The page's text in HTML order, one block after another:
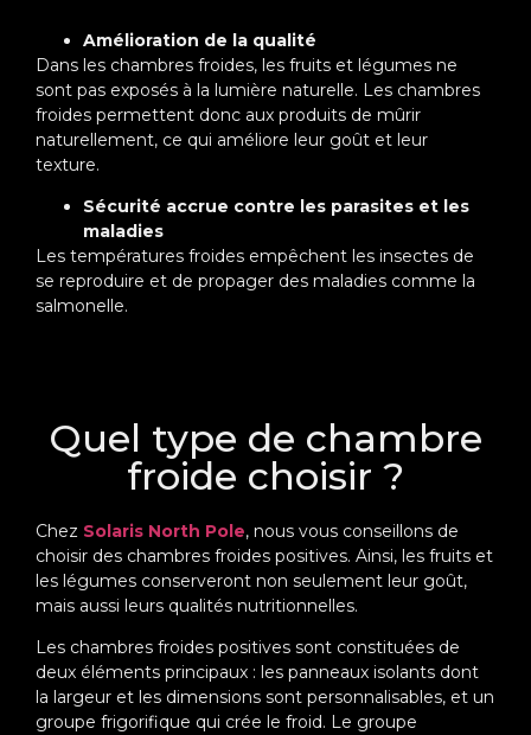
Amélioration de la qualité
Dans les chambres froides, les fruits et légumes ne
sont pas exposés à la lumière naturelle. Les chambres
froides permettent donc aux produits de mûrir
naturellement, ce qui améliore leur goût et leur
texture.
Sécurité accrue contre les parasites et les
maladies
Les températures froides empêchent les insectes de
se reproduire et de propager des maladies comme la
salmonelle.
Quel type de chambre
froide choisir ?
Chez Solaris North Pole, nous vous conseillons de
choisir des chambres froides positives. Ainsi, les fruits et
les légumes conserveront non seulement leur goût,
mais aussi leurs qualités nutritionnelles.
Les chambres froides positives sont constituées de
deux éléments principaux : les panneaux isolants dont
la largeur et les dimensions sont personnalisables, et un
groupe frigorifique qui crée le froid. Le groupe